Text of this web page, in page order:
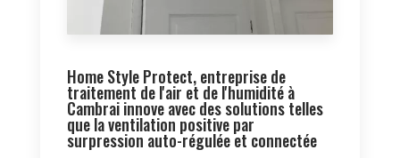
Home Style Protect, entreprise de
traitement de l'air et de l'humidité à
Cambrai innove avec des solutions telles
que la ventilation positive par
surpression auto-régulée et connectée